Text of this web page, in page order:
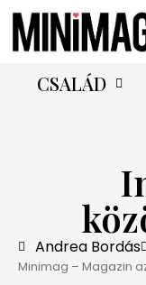
CSALÁD
Andrea Bordás
Minimag – Magazin